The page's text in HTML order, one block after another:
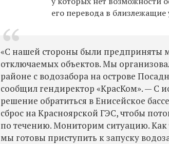
его перевода в
«С нашей стороны были предприняты
отключаемых объектов. Мы
районе с водозабора на острове
сообщил гендиректор «КрасКом». — С
решение обратиться в Енисейское
сброс на Красноярской ГЭС, чтобы
по течению. Мониторим ситуацию. Как
мы готовы приступить к запуску